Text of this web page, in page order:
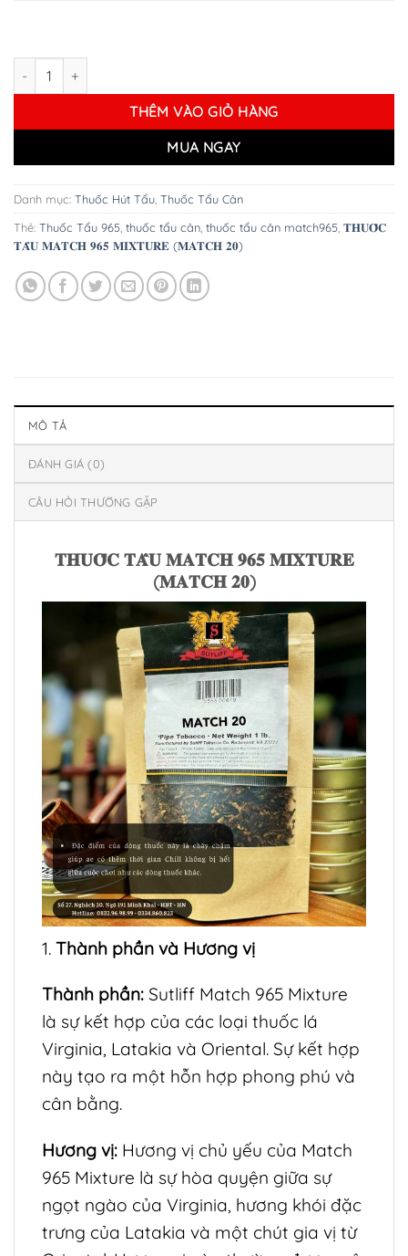
Thuốc Tẩu Sutliff Match 965 Mixture ( Match 20 ) – Túi 50g số
THÊM VÀO GIỎ HÀNG
MUA NGAY
Danh mục: Thuốc Hút Tẩu Thuốc Tẩu Cân
Thẻ: Thuốc Tẩu 965 thuốc tẩu cân thuốc tẩu cân match965 𝐓𝐇𝐔𝐎̂́𝐂
𝐓𝐀̂̉𝐔 𝐌𝐀𝐓𝐂𝐇 𝟗𝟔𝟓 𝐌𝐈𝐗𝐓𝐔𝐑𝐄 (𝐌𝐀𝐓𝐂𝐇 𝟐𝟎)
MÔ TẢ
ĐÁNH GIÁ (0)
CÂU HỎI THƯỜNG GẶP
𝐓𝐇𝐔𝐎̂́𝐂 𝐓𝐀̂̉𝐔 𝐌𝐀𝐓𝐂𝐇 𝟗𝟔𝟓 𝐌𝐈𝐗𝐓𝐔𝐑𝐄
(𝐌𝐀𝐓𝐂𝐇 𝟐𝟎)
1. Thành phần và Hương vị
Thành phần: Sutliff Match 965 Mixture
là sự kết hợp của các loại thuốc lá
Virginia, Latakia và Oriental. Sự kết hợp
này tạo ra một hỗn hợp phong phú và
cân bằng.
Hương vị: Hương vị chủ yếu của Match
965 Mixture là sự hòa quyện giữa sự
ngọt ngào của Virginia, hương khói đặc
trưng của Latakia và một chút gia vị từ